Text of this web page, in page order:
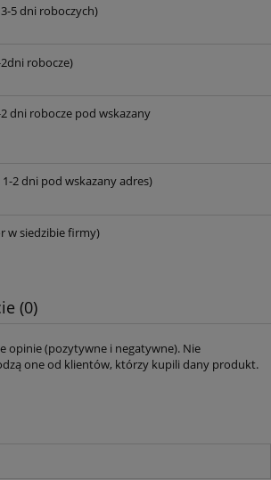
5 dni roboczych)
robocze)
dni robocze pod wskazany
2 dni pod wskazany adres)
w siedzibie firmy)
(0)
opinie (pozytywne i negatywne). Nie
one od klientów, którzy kupili dany produkt.